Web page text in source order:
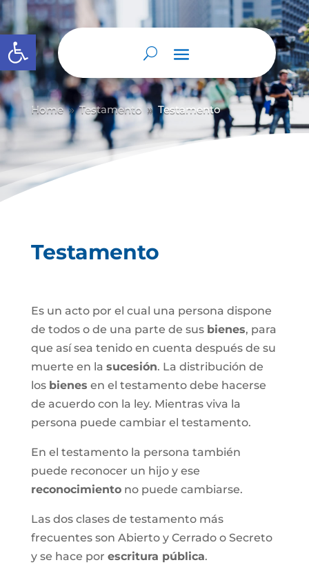
Abrir barra de herramientas
Home 9 Testamento 9 Testamento
Testamento
Es un acto por el cual una persona dispone
de todos o de una parte de sus bienes, para
que así sea tenido en cuenta después de su
muerte en la sucesión. La distribución de
los bienes en el testamento debe hacerse
de acuerdo con la ley. Mientras viva la
persona puede cambiar el testamento.
En el testamento la persona también
puede reconocer un hijo y ese
reconocimientono puede cambiarse.
Las dos clases de testamento más
frecuentes son Abierto y Cerrado o Secreto
y se hace por escritura pública.